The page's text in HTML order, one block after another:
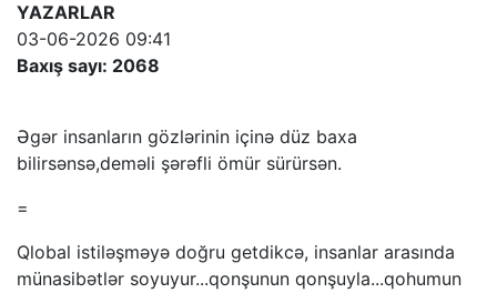
YAZARLAR
03-06-2026 09:41
Baxış sayı: 2068
Əgər insanların gözlərinin içinə düz baxa
bilirsənsə,deməli şərəfli ömür sürürsən.
=
Qlobal istiləşməyə doğru getdikcə, insanlar arasında
münasibətlər soyuyur...qonşunun qonşuyla...qohumun